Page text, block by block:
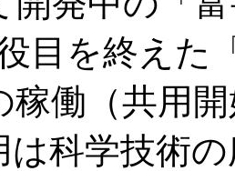
目を終えた
稼働（共用
は科学技術